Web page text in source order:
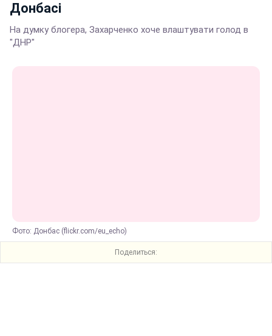
Донбасі
На думку блогера, Захарченко хоче влаштувати голод в
"ДНР"
Фото: Донбас (flickr.com/eu_echo)
Поделиться: